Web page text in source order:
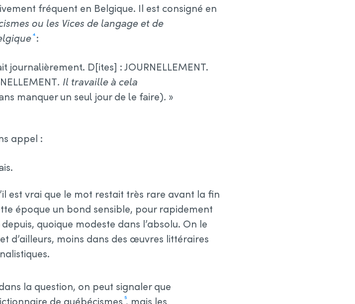
fréquent en Belgique. Il est consigné en
ou les Vices de langage et de
4:
journalièrement. D[ites] : JOURNELLEMENT.
. Il travaille à cela
manquer un seul jour de le faire). »
appel :
est vrai que le mot restait très rare avant la fin
époque un bond sensible, pour rapidement
quoique modeste dans l’absolu. On le
d’ailleurs, moins dans des œuvres littéraires
la question, on peut signaler que
de québécismes 5, mais les